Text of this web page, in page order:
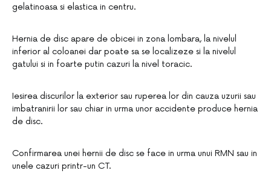
gelatinoasa si elastica in centru.
Hernia de disc apare de obicei in zona lombara, la nivelul
inferior al coloanei dar poate sa se localizeze si la nivelul
gatului si in foarte putin cazuri la nivel toracic.
Iesirea discurilor la exterior sau ruperea lor din cauza uzurii sau
imbatranirii lor sau chiar in urma unor accidente produce hernia
de disc.
Confirmarea unei hernii de disc se face in urma unui RMN sau in
unele cazuri printr-un CT.